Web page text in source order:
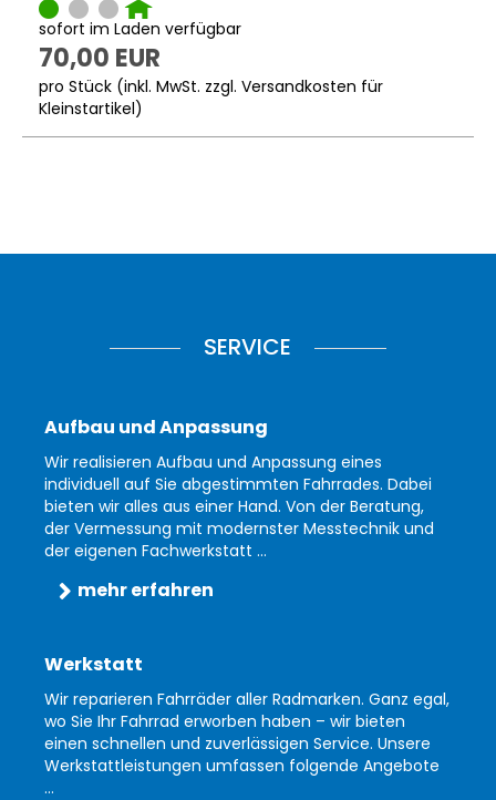
sofort im Laden verfügbar
70,00 EUR
pro Stück (inkl. MwSt. zzgl. Versandkosten für
Kleinstartikel)
SERVICE
Aufbau und Anpassung
Wir realisieren Aufbau und Anpassung eines
individuell auf Sie abgestimmten Fahrrades. Dabei
bieten wir alles aus einer Hand. Von der Beratung,
der Vermessung mit modernster Messtechnik und
der eigenen Fachwerkstatt ...
mehr erfahren
Werkstatt
Wir reparieren Fahrräder aller Radmarken. Ganz egal,
wo Sie Ihr Fahrrad erworben haben – wir bieten
einen schnellen und zuverlässigen Service. Unsere
Werkstattleistungen umfassen folgende Angebote
...